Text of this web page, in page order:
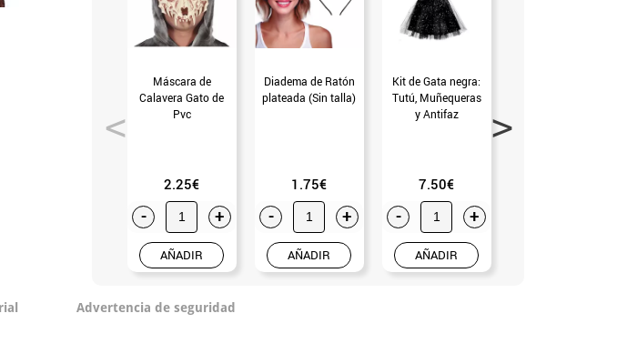
Máscara de
Calavera Gato de
Pvc
2.25€
- +
AÑADIR
Diadema de Ratón
plateada (Sin talla)
1.75€
- +
AÑADIR
Kit de Gata negra:
Tutú, Muñequeras
y Antifaz
7.50€
- +
AÑADIR
Advertencia de seguridad